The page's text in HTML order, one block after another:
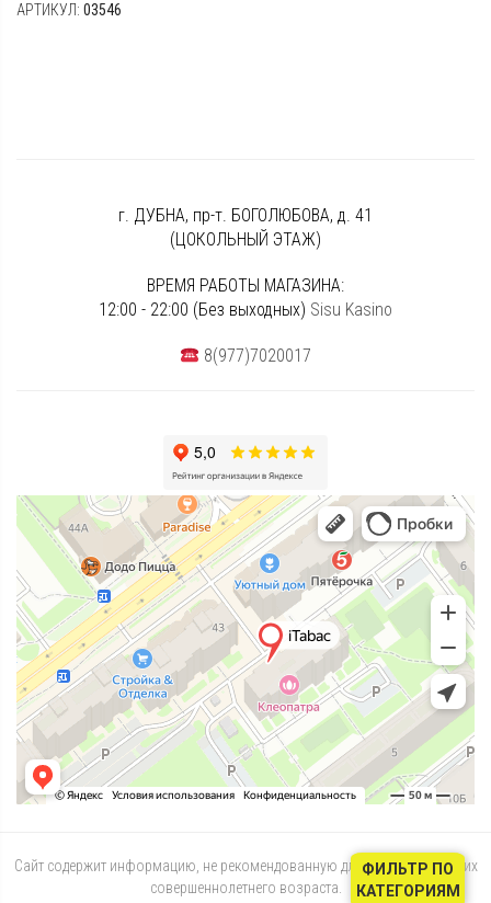
АРТИКУЛ: 03546
г. ДУБНА, пр-т. БОГОЛЮБОВА, д. 41
(ЦОКОЛЬНЫЙ ЭТАЖ)
ВРЕМЯ РАБОТЫ МАГАЗИНА:
12:00 - 22:00 (Без выходных) Sisu Kasino
8(977)7020017
Сайт содержит информацию, не рекомендованную для лиц, не достигших
совершеннолетнего возраста.
ФИЛЬТР ПО
КАТЕГОРИЯМ